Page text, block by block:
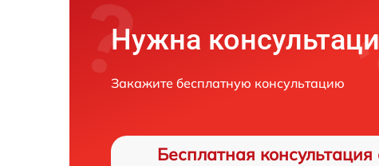
Нужна
Закажите бесплатную консультацию
Бесплатная